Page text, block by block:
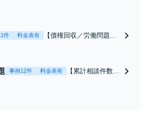
件 料金表有
【債権回収／労働問題／
のトラブル・会社内のト
ラブルなど、事後の解決
事例12件 料金表有
【累計相談件数20